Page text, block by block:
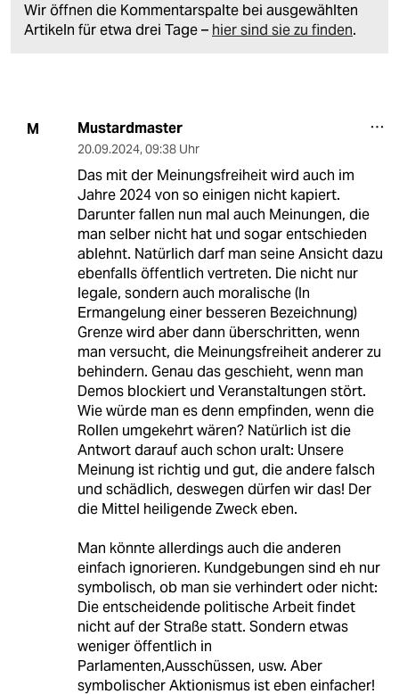
Jetzt bestellen
Die Kommentarfunktion unter diesem Artikel ist
geschlossen.
Wir öffnen die Kommentarspalte bei ausgewählten
Artikeln für etwa drei Tage –hier sind sie zu finden.
einloggen
Mustardmaster
20.09.2024,09:38 Uhr
Das mit der Meinungsfreiheit wird auch im
Jahre 2024 von so einigen nicht kapiert.
Darunter fallen nun mal auch Meinungen, die
man selber nicht hat und sogar entschieden
ablehnt. Natürlich darf man seine Ansicht dazu
legale, sondern auch moralische (In
Ermangelung einer besseren Bezeichnung)
Grenze wird aber dann überschritten, wenn
man versucht, die Meinungsfreiheit anderer zu
behindern. Genau das geschieht, wenn man
Demos blockiert und Veranstaltungen stört.
Wie würde man es denn empfinden, wenn die
Rollen umgekehrt wären? Natürlich ist die